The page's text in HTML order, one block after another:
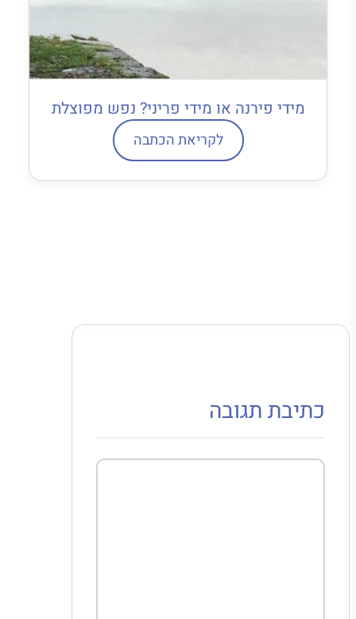
מידי פירנה או מידי פריני? נפש מפוצלת
לקריאת הכתבה
כתיבת תגובה
תגובה